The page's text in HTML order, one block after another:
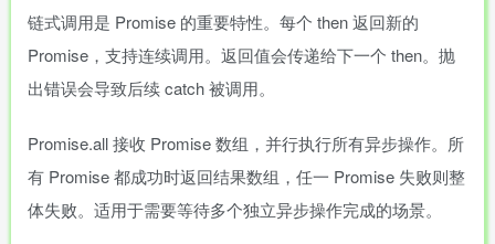
链式调用是 Promise 的重要特性。每个 then 返回新的
Promise，支持连续调用。返回值会传递给下一个 then。抛
出错误会导致后续 catch 被调用。
Promise.all 接收 Promise 数组，并行执行所有异步操作。所
有 Promise 都成功时返回结果数组，任一 Promise 失败则整
体失败。适用于需要等待多个独立异步操作完成的场景。